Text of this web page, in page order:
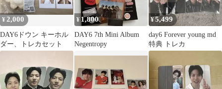
¥2,000
DAY6ドウン キーホル
ダー、トレカセット
¥ 1,800
DAY6 7th Mini Album
Negentropy
¥5,499
day6 Forever young md
特典 トレカ